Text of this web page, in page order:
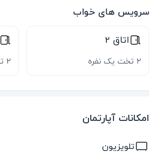
سرویس های خواب
اتاق 2
2 تخت یک نفره 2 تخت یک نفره
امکانات آپارتمان
تلویزیون